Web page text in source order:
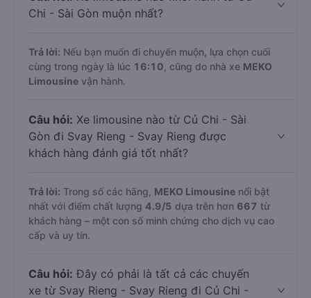
Chi - Sài Gòn muộn nhất?
Trả lời: Nếu bạn muốn đi chuyến muộn, lựa chọn cuối
cùng trong ngày là lúc 16:10 , cũng do nhà xe MEKO
Limousine vận hành.
Câu hỏi: Xe limousine nào từ Củ Chi - Sài
Gòn đi Svay Rieng - Svay Rieng được
khách hàng đánh giá tốt nhất?
Trả lời: Trong số các hãng, MEKO Limousine nổi bật
nhất với điểm chất lượng 4.9/5 dựa trên hơn 667 từ
khách hàng – một con số minh chứng cho dịch vụ cao
cấp và uy tín.
Câu hỏi: Đây có phải là tất cả các chuyến
xe từ Svay Rieng - Svay Rieng đi Củ Chi -